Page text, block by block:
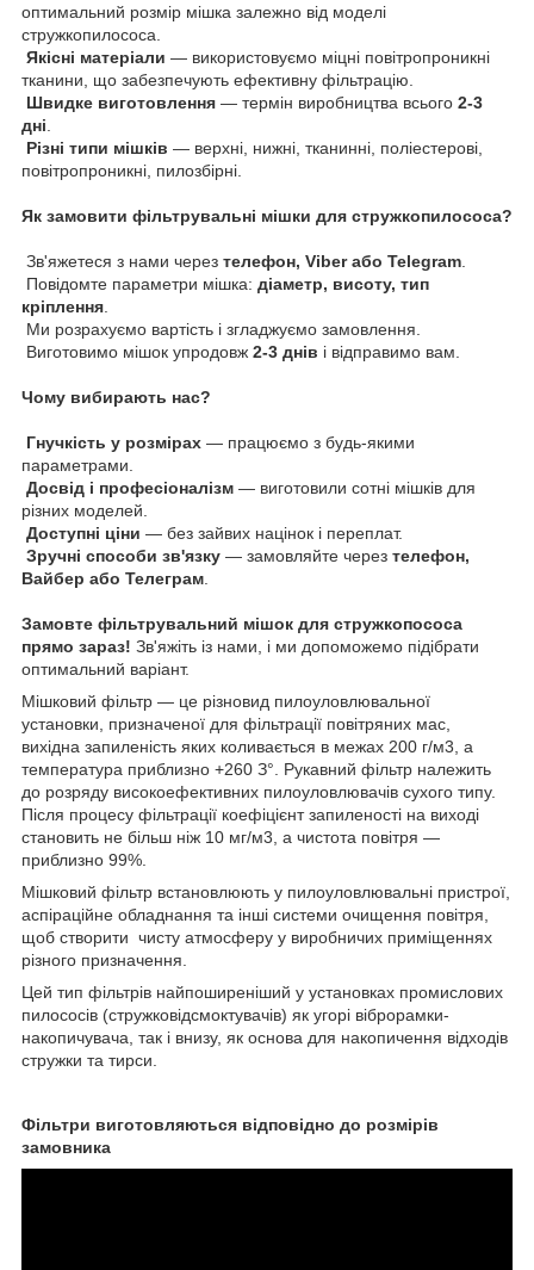
оптимальний розмір мішка залежно від моделі
стружкопилососа.
Якісні матеріали — використовуємо міцні повітропроникні
тканини, що забезпечують ефективну фільтрацію.
Швидке виготовлення — термін виробництва всього 2-3
дні
Різні типи мішків — верхні, нижні, тканинні, поліестерові,
повітропроникні, пилозбірні.
Як замовити фільтрувальні мішки для стружкопилососа?
Зв'яжетеся з нами через телефон, Viber або Telegram
Повідомте параметри мішка: діаметр, висоту, тип
кріплення
Ми розрахуємо вартість і згладжуємо замовлення.
Виготовимо мішок упродовж 2-3 днів і відправимо вам.
Чому вибирають нас?
Гнучкість у розмірах — працюємо з будь-якими
параметрами.
Досвід і професіоналізм — виготовили сотні мішків для
різних моделей.
Доступні ціни — без зайвих націнок і переплат.
Зручні способи зв'язку — замовляйте через телефон,
Вайбер або Телеграм
Замовте фільтрувальний мішок для стружкопососа
прямо зараз! Зв'яжіть із нами, і ми допоможемо підібрати
оптимальний варіант.
Мішковий фільтр — це різновид пилоуловлювальної
установки, призначеної для фільтрації повітряних мас,
вихідна запиленість яких коливається в межах 200 г/м3, а
температура приблизно +260 З°. Рукавний фільтр належить
до розряду високоефективних пилоуловлювачів сухого типу.
Після процесу фільтрації коефіцієнт запиленості на виході
становить не більш ніж 10 мг/м3, а чистота повітря —
приблизно 99%.
Мішковий фільтр встановлюють у пилоуловлювальні пристрої,
аспіраційне обладнання та інші системи очищення повітря,
щоб створити чисту атмосферу у виробничих приміщеннях
різного призначення.
Цей тип фільтрів найпоширеніший у установках промислових
пилососів (стружковідсмоктувачів) як угорі віброрамки-
накопичувача, так і внизу, як основа для накопичення відходів
стружки та тирси.
Фільтри виготовляються відповідно до розмірів
замовника